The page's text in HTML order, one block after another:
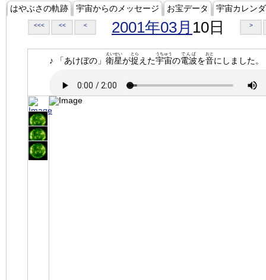
はやぶさの軌跡 宇宙からのメッセージ お宝データ 宇宙カレン
<<< << < 2001年03月 10日 >
♪ 「あけぼの」 衛星
えいせい
が捉
とら
えた宇宙
うちゅう
の電波
でんぱ
を音
おと
にしました。